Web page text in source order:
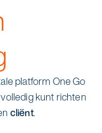
one go
met
platform One Go
kunt richten
cliënt.